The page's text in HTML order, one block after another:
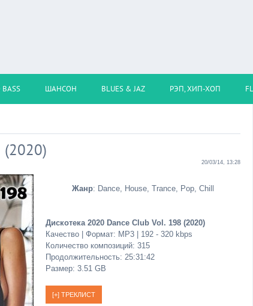
BASS ШАНСОН BLUES & JAZ РЭП, ХИП-ХОП
(2020)
20/03/14, 13:28
Жанр: Dance, House, Trance, Pop, Chill
Дискотека 2020 Dance Club Vol. 198 (2020)
Качество | Формат: MP3 | 192 - 320 kbps
Количество композиций: 315
Продолжительность: 25:31:42
Размер: 3.51 GB